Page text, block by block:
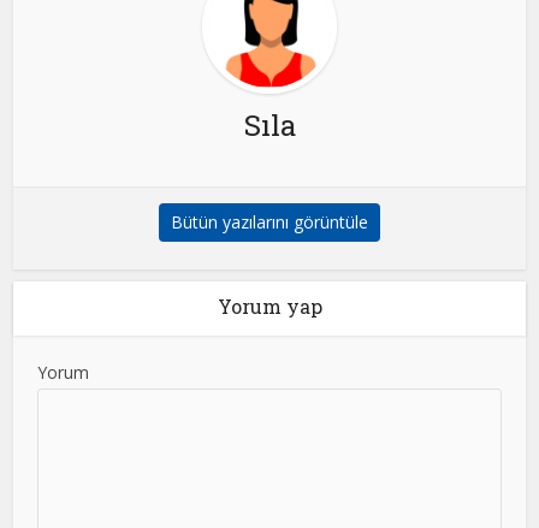
Sıla
Bütün yazılarını görüntüle
Yorum yap
Yorum